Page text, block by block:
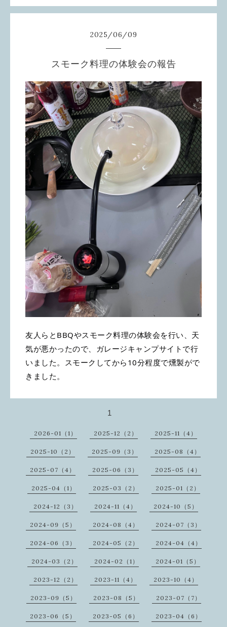
2025/06/09
スモーク料理の体験会の報告
友人らとBBQやスモーク料理の体験会を行い、天
気が悪かったので、ガレージキャンプサイトで行
いました。スモークしてから10分程度で燻製がで
きました。
1
2026-01（1） 2025-12（2） 2025-11（4）
2025-10（2） 2025-09（3） 2025-08（4）
2025-07（4） 2025-06（3） 2025-05（4）
2025-04（1） 2025-03（2） 2025-01（2）
2024-12（3） 2024-11（4） 2024-10（5）
2024-09（5） 2024-08（4） 2024-07（3）
2024-06（3） 2024-05（2） 2024-04（4）
2024-03（2） 2024-02（1） 2024-01（5）
2023-12（2） 2023-11（4） 2023-10（4）
2023-09（5） 2023-08（5） 2023-07（7）
2023-06（5） 2023-05（6） 2023-04（6）